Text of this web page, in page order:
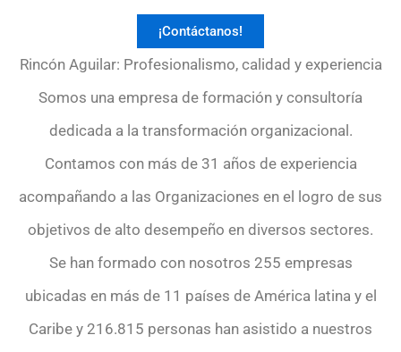
¡Contáctanos!
Rincón Aguilar: Profesionalismo, calidad y experiencia
Somos una empresa de formación y consultoría
dedicada a la transformación organizacional.
Contamos con más de 31 años de experiencia
acompañando a las Organizaciones en el logro de sus
objetivos de alto desempeño en diversos sectores.
Se han formado con nosotros 255 empresas
ubicadas en más de 11 países de América latina y el
Caribe y 216.815 personas han asistido a nuestros